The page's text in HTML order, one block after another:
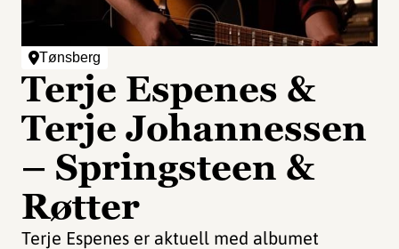
Tønsberg
Terje Espenes &
Terje Johannessen
– Springsteen &
Røtter
Terje Espenes er aktuell med albumet